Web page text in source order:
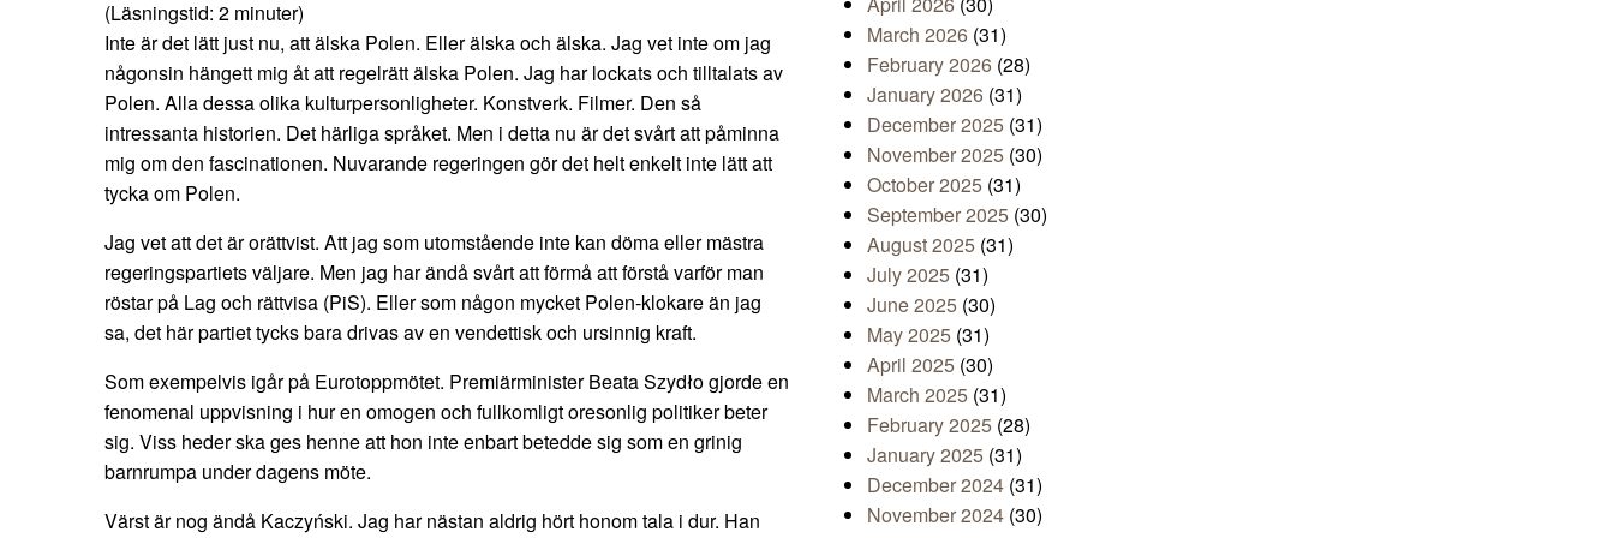
(Läsningstid: 2 minuter)
Inte är det lätt just nu, att älska Polen. Eller älska och älska. Jag vet inte om jag
någonsin hängett mig åt att regelrätt älska Polen. Jag har lockats och tilltalats av
Polen. Alla dessa olika kulturpersonligheter. Konstverk. Filmer. Den så
intressanta historien. Det härliga språket. Men i detta nu är det svårt att påminna
mig om den fascinationen. Nuvarande regeringen gör det helt enkelt inte lätt att
tycka om Polen.
Jag vet att det är orättvist. Att jag som utomstående inte kan döma eller mästra
regeringspartiets väljare. Men jag har ändå svårt att förmå att förstå varför man
röstar på Lag och rättvisa (PiS). Eller som någon mycket Polen-klokare än jag
sa, det här partiet tycks bara drivas av en vendettisk och ursinnig kraft.
Som exempelvis igår på Eurotoppmötet. Premiärminister Beata Szydło gjorde en
fenomenal uppvisning i hur en omogen och fullkomligt oresonlig politiker beter
sig. Viss heder ska ges henne att hon inte enbart betedde sig som en grinig
barnrumpa under dagens möte.
Värst är nog ändå Kaczyński. Jag har nästan aldrig hört honom tala i dur. Han
March 2026 (31)
February 2026 (28)
January 2026 (31)
December 2025 (31)
November 2025 (30)
October 2025 (31)
September 2025 (30)
August 2025 (31)
July 2025 (31)
June 2025 (30)
May 2025 (31)
April 2025 (30)
March 2025 (31)
February 2025 (28)
January 2025 (31)
December 2024 (31)
November 2024 (30)